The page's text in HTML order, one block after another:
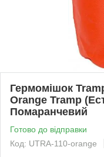
Гермомішок
Orange Tramp
Помаранчевий
Готово до відправки
Код: UTRA-110-orange